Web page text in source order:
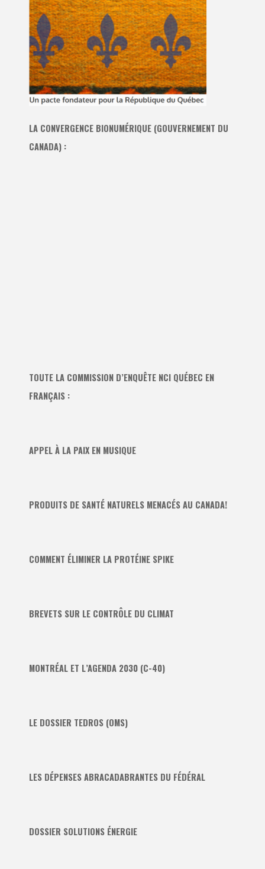
LA CONVERGENCE BIONUMÉRIQUE (GOUVERNEMENT DU
CANADA) :
TOUTE LA COMMISSION D’ENQUÊTE NCI QUÉBEC EN
FRANÇAIS :
APPEL À LA PAIX EN MUSIQUE
PRODUITS DE SANTÉ NATURELS MENACÉS AU CANADA!
COMMENT ÉLIMINER LA PROTÉINE SPIKE
BREVETS SUR LE CONTRÔLE DU CLIMAT
MONTRÉAL ET L’AGENDA 2030 (C-40)
LE DOSSIER TEDROS (OMS)
LES DÉPENSES ABRACADABRANTES DU FÉDÉRAL
DOSSIER SOLUTIONS ÉNERGIE